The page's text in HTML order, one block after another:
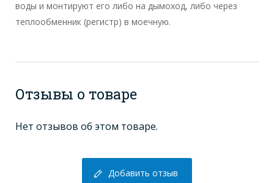
воды и монтируют его либо на дымоход, либо через
теплообменник (регистр) в моечную.
Отзывы о товаре
Нет отзывов об этом товаре.
Добавить отзыв